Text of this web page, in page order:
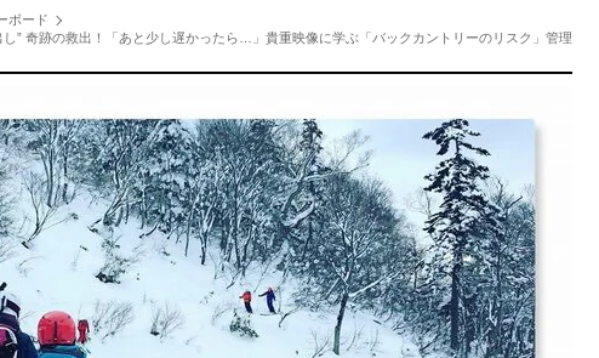
ボード
” 奇跡の救出！「あと少し遅かったら…」貴重映像に学ぶ「バックカントリーのリスク」管理